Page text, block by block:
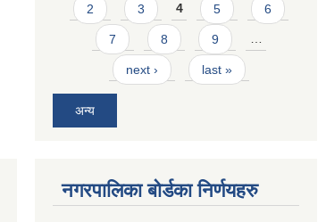
2 3 4 5 6
7 8 9 …
next › last »
अन्य
नगरपालिका बोर्डका निर्णयहरु